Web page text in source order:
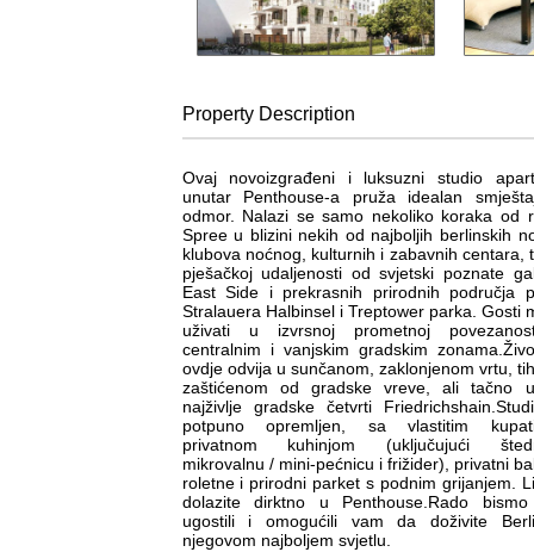
Property Description
Ovaj novoizgrađeni i luksuzni studio
unutar Penthouse-a pruža idealan
odmor. Nalazi se samo nekoliko koraka od
Spree u blizini nekih od najboljih berlinskih
klubova noćnog, kulturnih i zabavnih centara,
pješačkoj udaljenosti od svjetski poznate
East Side i prekrasnih prirodnih područja
Stralauera Halbinsel i Treptower parka. Gosti
uživati u izvrsnoj prometnoj
centralnim i vanjskim gradskim
ovdje odvija u sunčanom, zaklonjenom vrtu,
zaštićenom od gradske vreve, ali tačno
najživlje gradske četvrti
potpuno opremljen, sa vlastitim
privatnom kuhinjom (uključujući
mikrovalnu / mini-pećnicu i frižider), privatni
roletne i prirodni parket s podnim grijanjem.
dolazite dirktno u Penthouse.Rado
ugostili i omogućili vam da doživite
njegovom najboljem svjetlu.